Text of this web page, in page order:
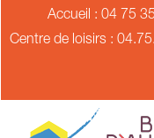
Accueil : 04 75
Centre de loisirs :